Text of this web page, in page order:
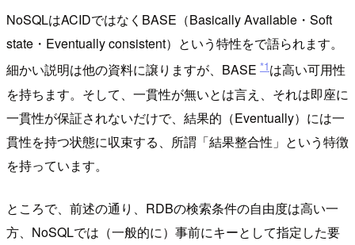
NoSQLはACIDではなくBASE（Basically Available・Soft
state・Eventually consistent）という特性をで語られます。
細かい説明は他の資料に譲りますが、BASE *1は高い可用性
を持ちます。そして、一貫性が無いとは言え、それは即座に
一貫性が保証されないだけで、結果的（Eventually）には一
貫性を持つ状態に収束する、所謂「結果整合性」という特徴
を持っています。
ところで、前述の通り、RDBの検索条件の自由度は高い一
方、NoSQLでは（一般的に）事前にキーとして指定した要